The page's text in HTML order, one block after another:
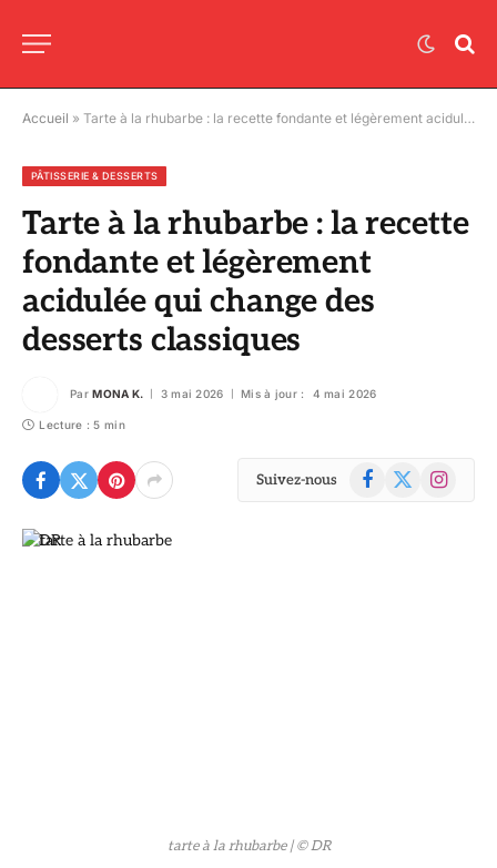
Accueil » Tarte à la rhubarbe : la recette fondante et légèrement acidulée qui change des desserts classiques
PÂTISSERIE & DESSERTS
Tarte à la rhubarbe : la recette
fondante et légèrement
acidulée qui change des
desserts classiques
Par MONA K. 3 mai 2026 Mis à jour : 4 mai 2026
Lecture : 5 min
Suivez-nous Facebook
X
Instagram
© DR
tarte à la rhubarbe | © DR